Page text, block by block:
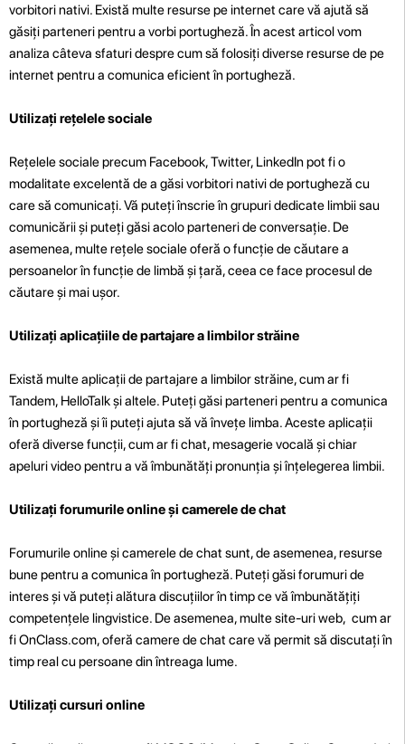
vorbitori nativi. Există multe resurse pe internet care vă ajută să
găsiți parteneri pentru a vorbi portugheză. În acest articol vom
analiza câteva sfaturi despre cum să folosiți diverse resurse de pe
internet pentru a comunica eficient în portugheză.
Utilizați rețelele sociale
Rețelele sociale precum Facebook, Twitter, LinkedIn pot fi o
modalitate excelentă de a găsi vorbitori nativi de portugheză cu
care să comunicați. Vă puteți înscrie în grupuri dedicate limbii sau
comunicării și puteți găsi acolo parteneri de conversație. De
asemenea, multe rețele sociale oferă o funcție de căutare a
persoanelor în funcție de limbă și țară, ceea ce face procesul de
căutare și mai ușor.
Utilizați aplicațiile de partajare a limbilor străine
Există multe aplicații de partajare a limbilor străine, cum ar fi
Tandem, HelloTalk și altele. Puteți găsi parteneri pentru a comunica
în portugheză și îi puteți ajuta să vă învețe limba. Aceste aplicații
oferă diverse funcții, cum ar fi chat, mesagerie vocală și chiar
apeluri video pentru a vă îmbunătăți pronunția și înțelegerea limbii.
Utilizați forumurile online și camerele de chat
Forumurile online și camerele de chat sunt, de asemenea, resurse
bune pentru a comunica în portugheză. Puteți găsi forumuri de
interes și vă puteți alătura discuțiilor în timp ce vă îmbunătățiți
competențele lingvistice. De asemenea, multe site-uri web, cum ar
fi OnClass.com, oferă camere de chat care vă permit să discutați în
timp real cu persoane din întreaga lume.
Utilizați cursuri online